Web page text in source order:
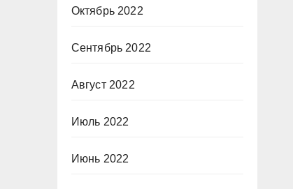
Октябрь 2022
Сентябрь 2022
Август 2022
Июль 2022
Июнь 2022